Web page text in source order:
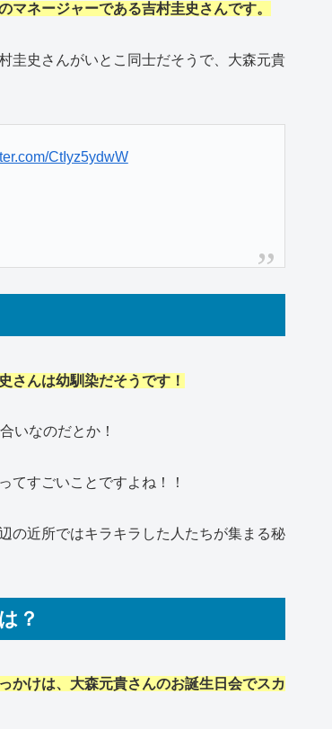
ネージャーである吉村圭史さんです。
圭史さんがいとこ同士だそうで、大森元貴
CtIyz5ydwW
さんは幼馴染だそうです！
いなのだとか！
てすごいことですよね！！
の近所ではキラキラした人たちが集まる秘
？
かけは、大森元貴さんのお誕生日会でスカ